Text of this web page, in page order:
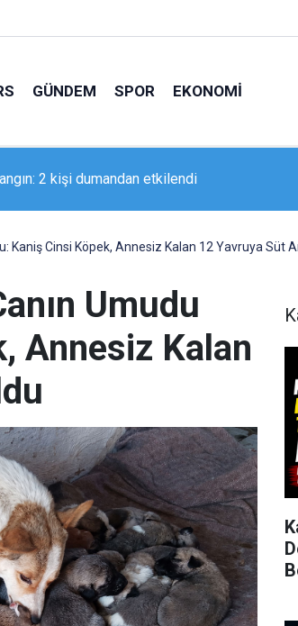
GÜNDEM SPOR EKONOMI
2 kişi dumandan etkilendi
Kaniş Cinsi Köpek, Annesiz Kalan 12 Yavruya Süt
Umudu
Annesiz Kalan